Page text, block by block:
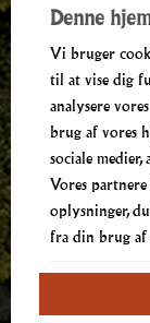
&
Denne
Vi bruger
til at vise dig
analysere
brug af vores
sociale
Vores
oplysninger,
fra din brug af